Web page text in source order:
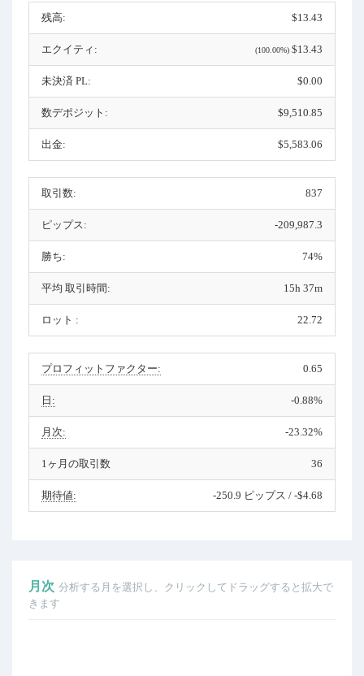
残高: $13.43
エクイティ: (100.00%) $13.43
未決済 PL: $0.00
数デポジット: $9,510.85
出金: $5,583.06
取引数: 837
ピップス: -209,987.3
勝ち: 74%
平均 取引時間: 15h 37m
ロット : 22.72
プロフィットファクター: 0.65
日: -0.88%
月次: -23.32%
1ヶ月の取引数 36
期待値: -250.9 ピップス / -$4.68
月次 分析する月を選択し、クリックしてドラッグすると拡大で
きます